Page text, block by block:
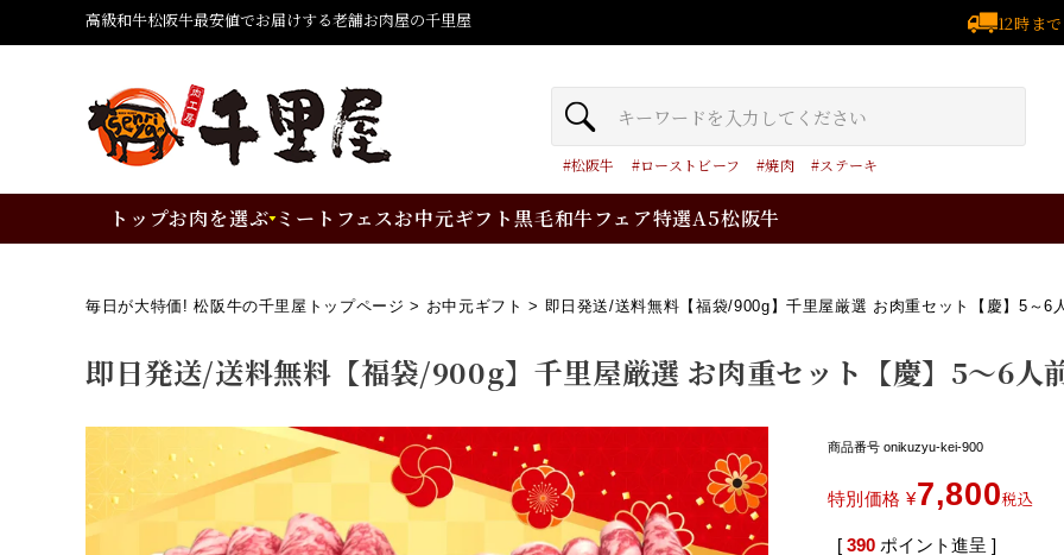
高級和牛松阪牛最安値でお届けする老舗お肉屋の千里屋 12時ま
松阪牛 ローストビーフ 焼肉 ステーキ
トップお肉を選ぶ ミートフェスお中元ギフト黒毛和牛フェア特選A5松阪牛
毎日が大特価! 松阪牛の千里屋トップページ お中元ギフト 即日発送/送料無料【福袋/900g】千里屋厳選 お肉重セット【慶】5～
即日発送/送料無料【福袋/900g】千里屋厳選 お肉重セット【慶】5～6
商品番号 onikuzyu-kei-900
特別価格 ¥7,800税込
[ 390 ポイント進呈 ]